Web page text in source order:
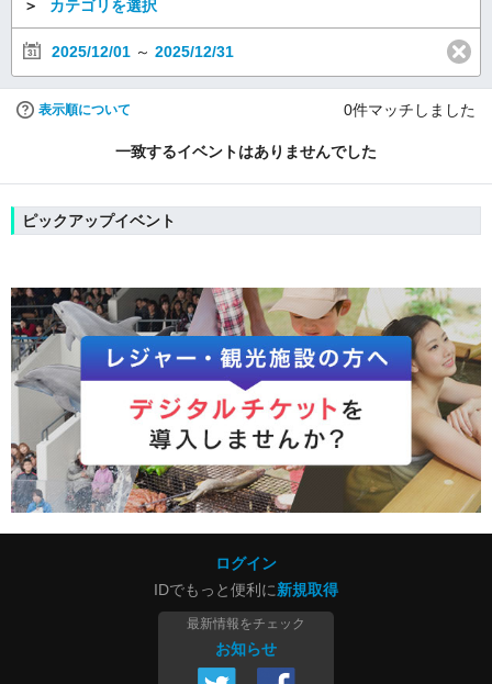
＞ カテゴリを選択
2025/12/01 ～ 2025/12/31
表示順について 0件マッチしました
一致するイベントはありませんでした
ピックアップイベント
ログイン
IDでもっと便利に新規取得
最新情報をチェック
お知らせ